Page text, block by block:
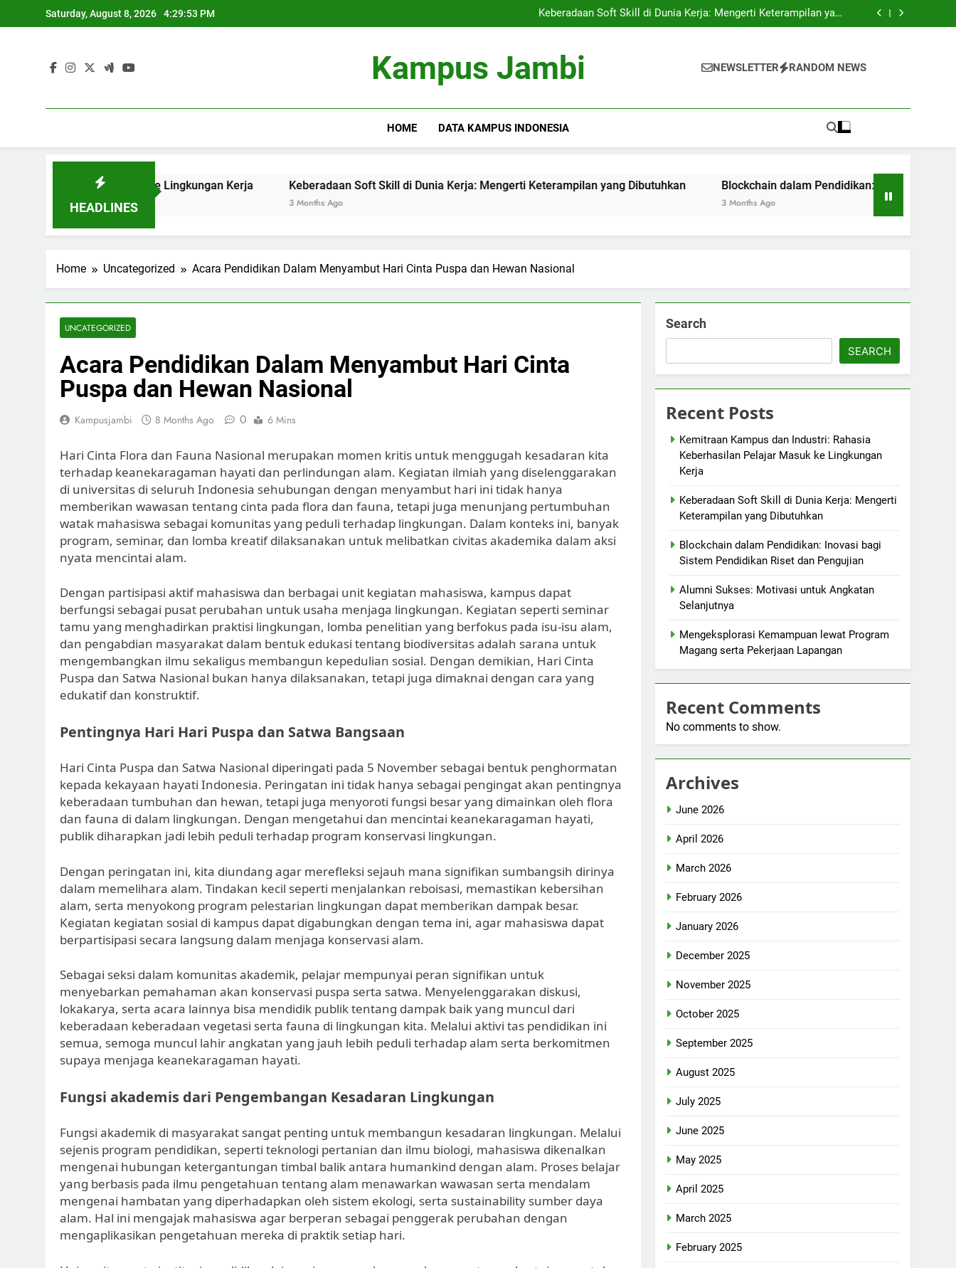
to
Saturday, August 8, 2026 4:29:54 PM
Lingkungan Kerja
Keberadaan Soft Skill di Dunia Kerja: Mengerti Keterampilan yang
Dibutuhkan
Blockchain dalam Pendidikan: Inovasi bagi Sistem Pendidikan Riset dan
Lingkungan Kerja
Keberadaan Soft Skill di Dunia Kerja: Mengerti Keterampilan yang
Blockchain dalam Pendidikan: Inovasi bagi Sistem Pendidikan Riset dan
Kampus Jambi NEWSLETTER RANDOM NEWS
HOME DATA KAMPUS INDONESIA
HEADLINES
Masuk ke Lingkungan Kerja Keberadaan Soft Skill di Dunia Kerja: Mengerti Keterampilan yang Dibutuhkan Blockchain dalam Pendidikan: Inovasi bagi Sistem
Home Uncategorized Acara Pendidikan Dalam Menyambut Hari Cinta Puspa dan Hewan Nasional
UNCATEGORIZED
Acara Pendidikan Dalam Menyambut Hari Cinta
Puspa dan Hewan Nasional
Kampusjambi 8 Months Ago 0 6 Mins
Hari Cinta Flora dan Fauna Nasional merupakan momen kritis untuk menggugah kesadaran kita
terhadap keanekaragaman hayati dan perlindungan alam. Kegiatan ilmiah yang diselenggarakan
di universitas di seluruh Indonesia sehubungan dengan menyambut hari ini tidak hanya
memberikan wawasan tentang cinta pada flora dan fauna, tetapi juga menunjang pertumbuhan
watak mahasiswa sebagai komunitas yang peduli terhadap lingkungan. Dalam konteks ini, banyak
program, seminar, dan lomba kreatif dilaksanakan untuk melibatkan civitas akademika dalam aksi
nyata mencintai alam.
Dengan partisipasi aktif mahasiswa dan berbagai unit kegiatan mahasiswa, kampus dapat
berfungsi sebagai pusat perubahan untuk usaha menjaga lingkungan. Kegiatan seperti seminar
tamu yang menghadirkan praktisi lingkungan, lomba penelitian yang berfokus pada isu-isu alam,
dan pengabdian masyarakat dalam bentuk edukasi tentang biodiversitas adalah sarana untuk
mengembangkan ilmu sekaligus membangun kepedulian sosial. Dengan demikian, Hari Cinta
Puspa dan Satwa Nasional bukan hanya dilaksanakan, tetapi juga dimaknai dengan cara yang
edukatif dan konstruktif.
Pentingnya Hari Hari Puspa dan Satwa Bangsaan
Hari Cinta Puspa dan Satwa Nasional diperingati pada 5 November sebagai bentuk penghormatan
kepada kekayaan hayati Indonesia. Peringatan ini tidak hanya sebagai pengingat akan pentingnya
keberadaan tumbuhan dan hewan, tetapi juga menyoroti fungsi besar yang dimainkan oleh flora
dan fauna di dalam lingkungan. Dengan mengetahui dan mencintai keanekaragaman hayati,
publik diharapkan jadi lebih peduli terhadap program konservasi lingkungan.
Dengan peringatan ini, kita diundang agar merefleksi sejauh mana signifikan sumbangsih dirinya
dalam memelihara alam. Tindakan kecil seperti menjalankan reboisasi, memastikan kebersihan
alam, serta menyokong program pelestarian lingkungan dapat memberikan dampak besar.
Kegiatan kegiatan sosial di kampus dapat digabungkan dengan tema ini, agar mahasiswa dapat
berpartisipasi secara langsung dalam menjaga konservasi alam.
Sebagai seksi dalam komunitas akademik, pelajar mempunyai peran signifikan untuk
menyebarkan pemahaman akan konservasi puspa serta satwa. Menyelenggarakan diskusi,
lokakarya, serta acara lainnya bisa mendidik publik tentang dampak baik yang muncul dari
keberadaan keberadaan vegetasi serta fauna di lingkungan kita. Melalui aktivi tas pendidikan ini
semua, semoga muncul lahir angkatan yang jauh lebih peduli terhadap alam serta berkomitmen
supaya menjaga keanekaragaman hayati.
Fungsi akademis dari Pengembangan Kesadaran Lingkungan
Fungsi akademik di masyarakat sangat penting untuk membangun kesadaran lingkungan. Melalui
sejenis program pendidikan, seperti teknologi pertanian dan ilmu biologi, mahasiswa dikenalkan
mengenai hubungan ketergantungan timbal balik antara humankind dengan alam. Proses belajar
yang berbasis pada ilmu pengetahuan tentang alam menawarkan wawasan serta mendalam
mengenai hambatan yang diperhadapkan oleh sistem ekologi, serta sustainability sumber daya
alam. Hal ini mengajak mahasiswa agar berperan sebagai penggerak perubahan dengan
mengaplikasikan pengetahuan mereka di praktik setiap hari.
Search
SEARCH
Recent Posts
Kemitraan Kampus dan Industri: Rahasia
Keberhasilan Pelajar Masuk ke Lingkungan
Kerja
Keberadaan Soft Skill di Dunia Kerja: Mengerti
Keterampilan yang Dibutuhkan
Blockchain dalam Pendidikan: Inovasi bagi
Sistem Pendidikan Riset dan Pengujian
Alumni Sukses: Motivasi untuk Angkatan
Selanjutnya
Mengeksplorasi Kemampuan lewat Program
Magang serta Pekerjaan Lapangan
Recent Comments
No comments to show.
Archives
June 2026
April 2026
March 2026
February 2026
January 2026
December 2025
November 2025
October 2025
September 2025
August 2025
July 2025
June 2025
May 2025
April 2025
March 2025
February 2025